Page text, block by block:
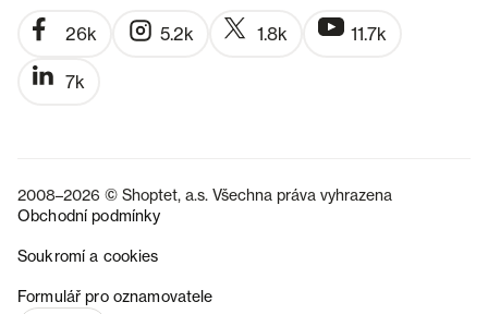
26k 5.2k 1.8k 11.7k
7k
2008–2026 © Shoptet, a.s. Všechna práva vyhrazena
Obchodní podmínky
Soukromí a cookies
Formulář pro oznamovatele